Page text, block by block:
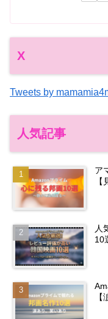
X
Tweets by
人気記事
ア
人
10